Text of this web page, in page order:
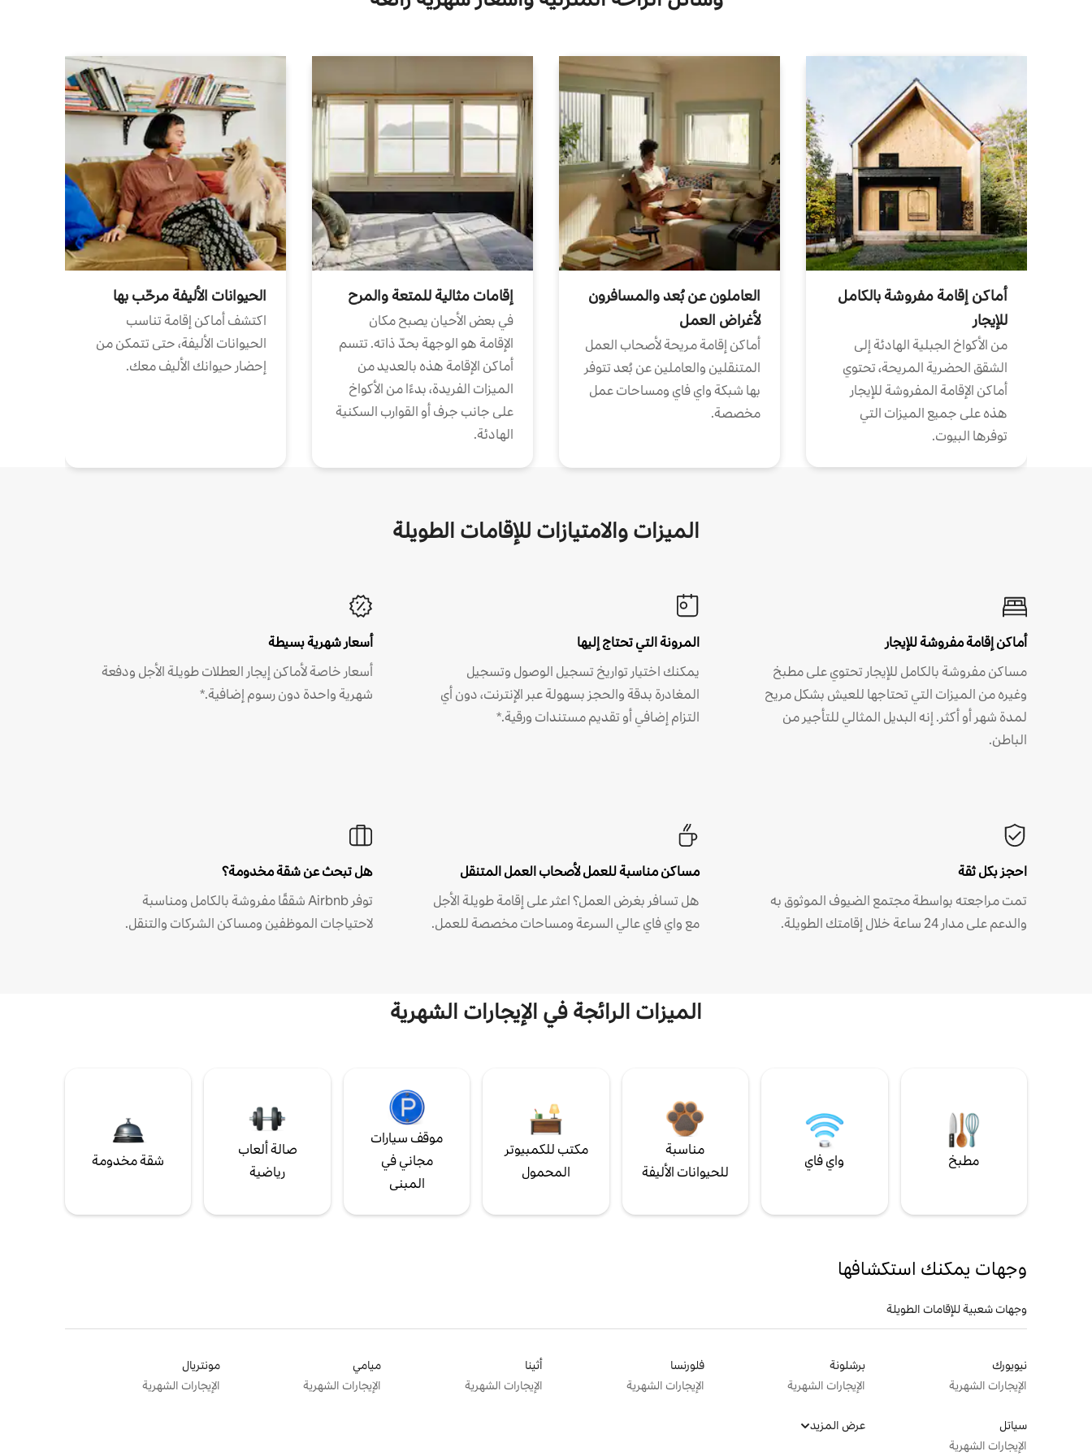
أماكن إقامة مفروشة بالكامل
للإيجار
من الأكواخ الجبلية الهادئة إلى
الشقق الحضرية المريحة، تحتوي
أماكن الإقامة المفروشة للإيجار
هذه على جميع الميزات التي
توفرها البيوت.
العاملون عن بُعد والمسافرون
لأغراض العمل
أماكن إقامة مريحة لأصحاب العمل
المتنقلين والعاملين عن بُعد تتوفر
بها شبكة واي فاي ومساحات عمل
مخصصة.
إقامات مثالية للمتعة والمرح
في بعض الأحيان يصبح مكان
الإقامة هو الوجهة بحدّ ذاته. تتسم
أماكن الإقامة هذه بالعديد من
الميزات الفريدة، بدءًا من الأكواخ
على جانب جرف أو القوارب السكنية
الهادئة.
الحيوانات الأليفة مرحّب بها
اكتشف أماكن إقامة تناسب
الحيوانات الأليفة، حتى تتمكن من
إحضار حيوانك الأليف معك.
الميزات والامتيازات للإقامات الطويلة
أماكن إقامة مفروشة للإيجار
مساكن مفروشة بالكامل للإيجار تحتوي على مطبخ
وغيره من الميزات التي تحتاجها للعيش بشكل مريح
لمدة شهر أو أكثر. إنه البديل المثالي للتأجير من
الباطن.
المرونة التي تحتاج إليها
يمكنك اختيار تواريخ تسجيل الوصول وتسجيل
المغادرة بدقة والحجز بسهولة عبر الإنترنت، دون أي
التزام إضافي أو تقديم مستندات ورقية.*
أسعار شهرية بسيطة
أسعار خاصة لأماكن إيجار العطلات طويلة الأجل ودفعة
شهرية واحدة دون رسوم إضافية.*
احجز بكل ثقة
تمت مراجعته بواسطة مجتمع الضيوف الموثوق به
والدعم على مدار 24 ساعة خلال إقامتك الطويلة.
مساكن مناسبة للعمل لأصحاب العمل المتنقل
هل تسافر بغرض العمل؟ اعثر على إقامة طويلة الأجل
مع واي فاي عالي السرعة ومساحات مخصصة للعمل.
هل تبحث عن شقة مخدومة؟
توفر Airbnb شققًا مفروشة بالكامل ومناسبة
لاحتياجات الموظفين ومساكن الشركات والتنقل.
الميزات الرائجة في الإيجارات الشهرية
مطبخ واي فاي
مناسبة
للحيوانات الأليفة
مكتب للكمبيوتر
المحمول
موقف سيارات
مجاني في
المبنى
صالة ألعاب
رياضية
شقة مخدومة
وجهات يمكنك استكشافها
وجهات شعبية للإقامات الطويلة
نيويورك
الإيجارات الشهرية
برشلونة
الإيجارات الشهرية
فلورنسا
الإيجارات الشهرية
أثينا
الإيجارات الشهرية
ميامي
الإيجارات الشهرية
مونتريال
الإيجارات الشهرية
سياتل
الإيجارات الشهرية
عرض المزيد